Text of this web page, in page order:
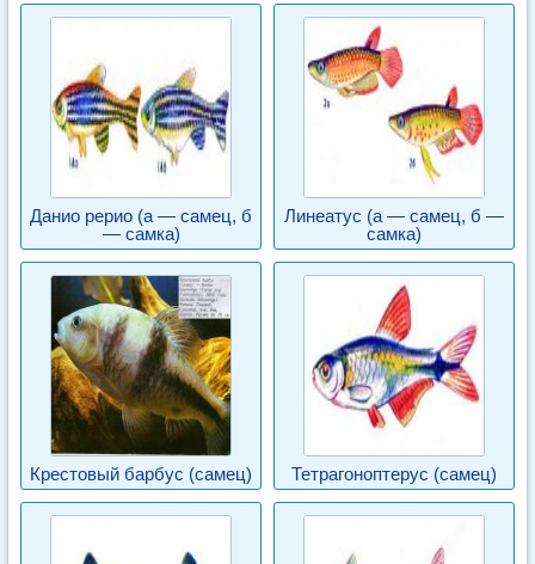
Данио рерио (а — самец, б
— самка)
Линеатус (а — самец, б —
самка)
Крестовый барбус (самец) Тетрагоноптерус (самец)